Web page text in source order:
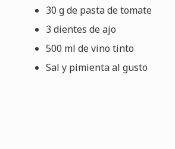
30 g de pasta de tomate
3 dientes de ajo
500 ml de vino tinto
Sal y pimienta al gusto